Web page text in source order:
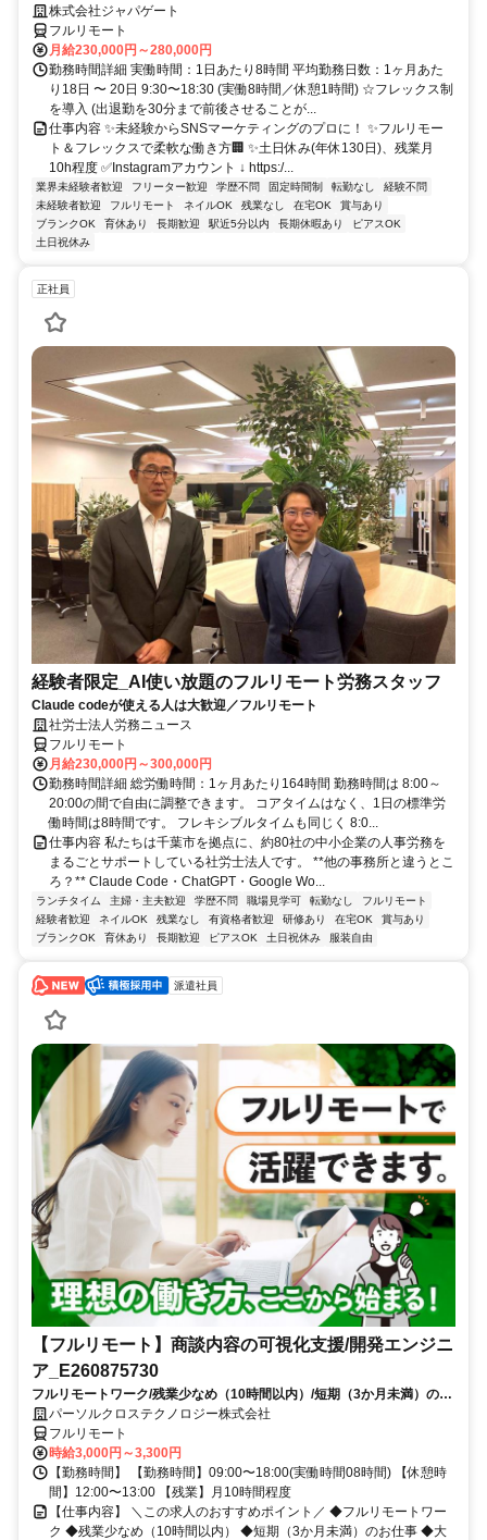
株式会社ジャパゲート
フルリモート
月給230,000円～280,000円
勤務時間詳細 実働時間：1日あたり8時間 平均勤務日数：1ヶ月あた
り18日 〜 20日 9:30〜18:30 (実働8時間／休憩1時間) ☆フレックス制
を導入 (出退勤を30分まで前後させることが...
仕事内容 ✨未経験からSNSマーケティングのプロに！ ✨フルリモー
ト＆フレックスで柔軟な働き方🏢 ✨土日休み(年休130日)、残業月
10h程度 ✅Instagramアカウント ↓ https:/...
業界未経験者歓迎 フリーター歓迎 学歴不問 固定時間制 転勤なし
経験不問
未経験者歓迎
フルリモート ネイルOK 残業なし 在宅OK
賞与あり
ブランクOK
育休あり 長期歓迎 駅近5分以内 長期休暇あり
ピアスOK
土日祝休み
正社員
経験者限定_AI使い放題のフルリモート労務スタッフ
Claude codeが使える人は大歓迎／フルリモート
社労士法人労務ニュース
フルリモート
月給230,000円～300,000円
勤務時間詳細 総労働時間：1ヶ月あたり164時間 勤務時間は 8:00～
20:00の間で自由に調整できます。 コアタイムはなく、1日の標準労
働時間は8時間です。 フレキシブルタイムも同じく 8:0...
仕事内容 私たちは千葉市を拠点に、約80社の中小企業の人事労務を
まるごとサポートしている社労士法人です。 **他の事務所と違うとこ
ろ？** Claude Code・ChatGPT・Google Wo...
ランチタイム 主婦・主夫歓迎 学歴不問 職場見学可 転勤なし
フルリモート
経験者歓迎
ネイルOK 残業なし 有資格者歓迎 研修あり 在宅OK
賞与あり
ブランクOK
育休あり 長期歓迎 ピアスOK 土日祝休み 服装自由
派遣社員
【フルリモート】商談内容の可視化支援/開発エンジニ
ア_E260875730
フルリモートワーク/残業少なめ（10時間以内）/短期（3か月未満）のお
仕事/大手SI企業勤務/今までのご経験を活かして、更なるキャリアアップ
を目指せます
パーソルクロステクノロジー株式会社
フルリモート
時給3,000円～3,300円
【勤務時間】 【勤務時間】09:00〜18:00(実働時間08時間) 【休憩時
間】12:00〜13:00 【残業】月10時間程度
【仕事内容】 ＼この求人のおすすめポイント／ ◆フルリモートワー
ク ◆残業少なめ（10時間以内） ◆短期（3か月未満）のお仕事 ◆大